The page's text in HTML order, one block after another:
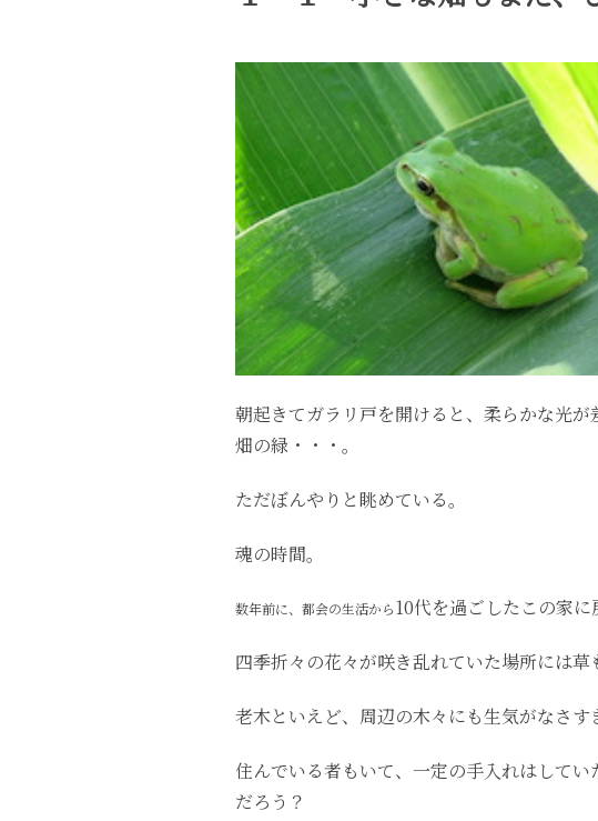
朝起きてガラリ戸を開けると、柔らかな光
畑の緑・・・。
ただぼんやりと眺めている。
魂の時間。
数年前に、都会の生活から10代を過ごしたこの家に
四季折々の花々が咲き乱れていた場所には草
老木といえど、周辺の木々にも生気がなさす
住んでいる者もいて、一定の手入れはして
だろう？